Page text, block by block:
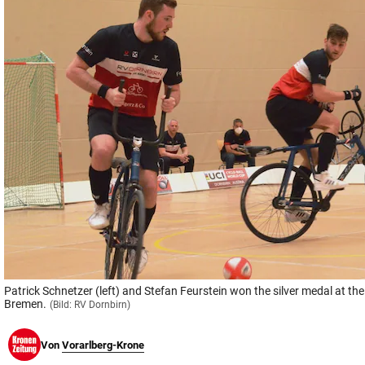
© Krone Multimedia GmbH & Co KG 2026
Muthgasse 2, 1190 Wien
Patrick Schnetzer (left) and Stefan Feurstein won the silver medal at
Bremen. (Bild: RV Dornbirn)
Von Vorarlberg-Krone